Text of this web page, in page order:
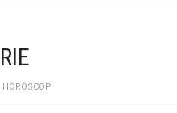
HOROSCOP